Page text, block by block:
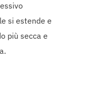
si estende e
più secca e